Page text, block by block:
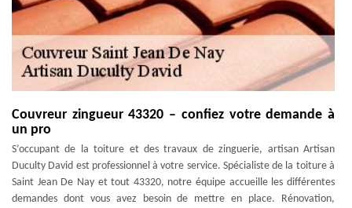
Couvreur zingueur 43320 – confiez votre demande à
un pro
S’occupant de la toiture et des travaux de zinguerie, artisan Artisan
Duculty David est professionnel à votre service. Spécialiste de la toiture à
Saint Jean De Nay et tout 43320, notre équipe accueille les différentes
demandes dont vous avez besoin de mettre en place. Rénovation,